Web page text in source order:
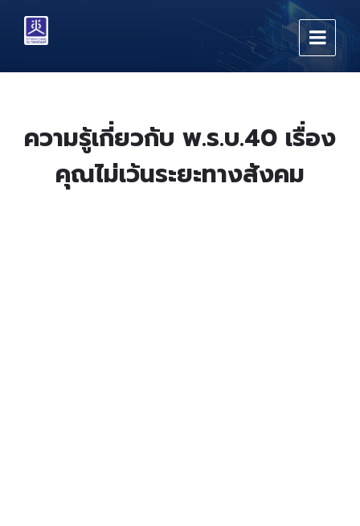
content
main
footer
ความรู้เกี่ยวกับ พ.ร.บ.40 เรื่อง
คุณไม่เว้นระยะทางสังคม